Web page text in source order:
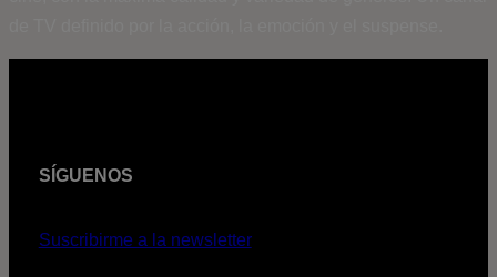
SÍGUENOS
Suscribirme a la newsletter